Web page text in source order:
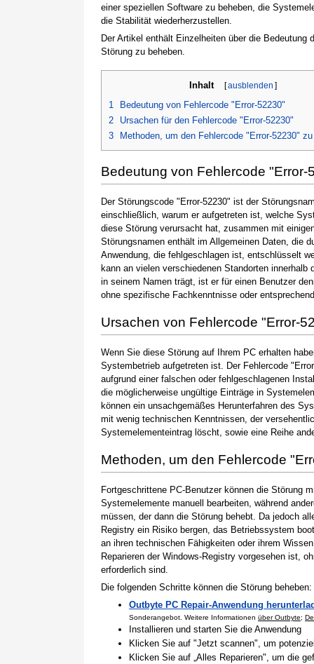
einer speziellen Software zu beheben, die
die Stabilität wiederherzustellen.
Der Artikel enthält Einzelheiten über die
Störung zu beheben.
Inhalt [ ausblenden ]
1
Bedeutung von Fehlercode "Error-52230"
2
Ursachen für den Fehlercode "Error-52230"
3
Methoden, um den Fehlercode "Error-52230"
Bedeutung von Fehlercode "Error-
Der Störungscode "Error-52230" ist der
einschließlich, warum er aufgetreten ist, welche
diese Störung verursacht hat, zusammen mit
Störungsnamen enthält im Allgemeinen Daten, die
Anwendung, die fehlgeschlagen ist, entschlüsselt
kann an vielen verschiedenen Standorten
in seinem Namen trägt, ist er für einen Benutzer
ohne spezifische Fachkenntnisse oder
Ursachen von Fehlercode "Error-
Wenn Sie diese Störung auf Ihrem PC erhalten
Systembetrieb aufgetreten ist. Der Fehlercode
aufgrund einer falschen oder fehlgeschlagenen
die möglicherweise ungültige Einträge in
können ein unsachgemäßes Herunterfahren des
mit wenig technischen Kenntnissen, der
Systemelementeintrag löscht, sowie eine Reihe
Methoden, um den Fehlercode
Fortgeschrittene PC-Benutzer können die Störung
Systemelemente manuell bearbeiten, während
müssen, der dann die Störung behebt. Da jedoch
Registry ein Risiko bergen, das Betriebssystem
an ihren technischen Fähigkeiten oder ihrem
Reparieren der Windows-Registry vorgesehen ist,
erforderlich sind.
Die folgenden Schritte können die Störung beheben:
Outbyte PC Repair-Anwendung
Sonderangebot. Weitere Informationen über Outbyte;
Installieren und starten Sie die Anwendung
Klicken Sie auf "Jetzt scannen", um
Klicken Sie auf „Alles Reparieren", um die